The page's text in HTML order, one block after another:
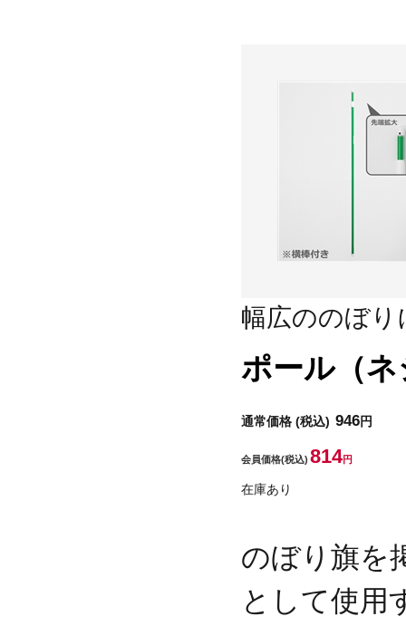
幅広ののぼり
ポール（ネ
通常価格 (税込) 946円
会員価格(税込) 814円
在庫あり
のぼり旗を
として使用